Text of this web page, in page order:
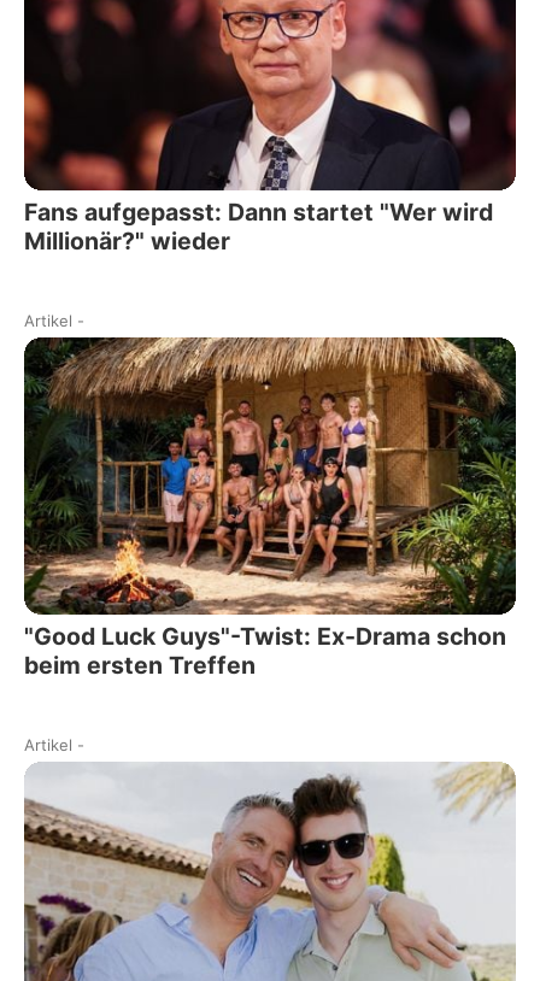
Fans aufgepasst: Dann startet "Wer wird
Millionär?" wieder
Artikel -
"Good Luck Guys"-Twist: Ex-Drama schon
beim ersten Treffen
Artikel -